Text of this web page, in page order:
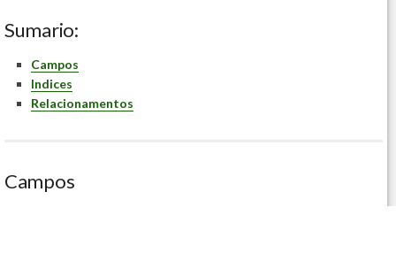
Sumario:
Campos
Indices
Relacionamentos
Campos